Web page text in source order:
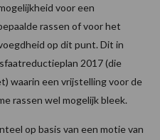
voor een
rassen of voor het
op dit punt. Dit in
2017 (die
waarin een vrijstelling voor de
rassen wel mogelijk bleek.
op basis van een motie van